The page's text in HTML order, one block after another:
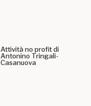
Attività no profit di
Antonino Tringali-
Casanuova